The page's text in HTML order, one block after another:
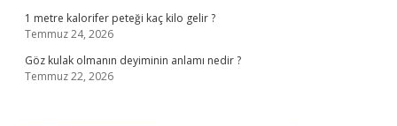
1 metre kalorifer peteği kaç kilo gelir ?
Temmuz 24, 2026
Göz kulak olmanın deyiminin anlamı nedir ?
Temmuz 22, 2026